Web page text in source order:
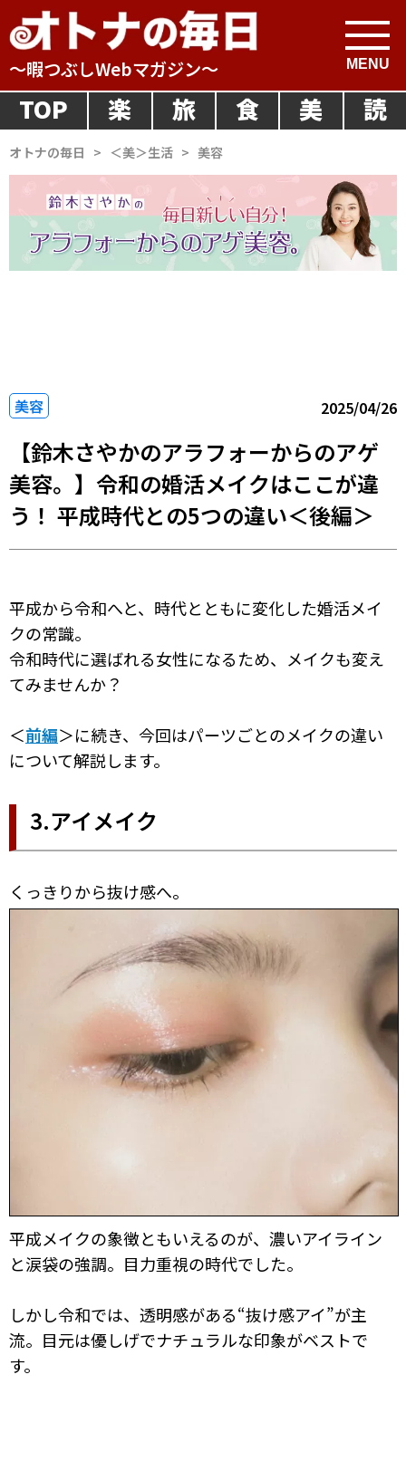
～暇つぶしWebマガジン～
TOP 楽 旅 食 美 読
オトナの毎日 > ＜美＞生活 > 美容
美容 2025/04/26
【鈴木さやかのアラフォーからのアゲ
美容。】令和の婚活メイクはここが違
う！ 平成時代との5つの違い＜後編＞
平成から令和へと、時代とともに変化した婚活メイ
クの常識。
令和時代に選ばれる女性になるため、メイクも変え
てみませんか？
＜前編＞に続き、今回はパーツごとのメイクの違い
について解説します。
3.アイメイク
くっきりから抜け感へ。
平成メイクの象徴ともいえるのが、濃いアイライン
と涙袋の強調。目力重視の時代でした。
しかし令和では、透明感がある“抜け感アイ”が主
流。目元は優しげでナチュラルな印象がベストで
す。